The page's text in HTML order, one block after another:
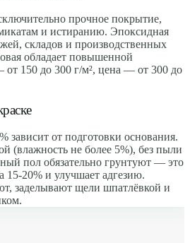
прочное покрытие,
и истиранию. Эпоксидная
складов и производственных
обладает повышенной
от 150 до 300 г/м², цена — от 300 до
зависит от подготовки основания.
(влажность не более 5%), без пыли
пол обязательно грунтуют — это
15-20% и улучшает адгезию.
заделывают щели шпатлёвкой и